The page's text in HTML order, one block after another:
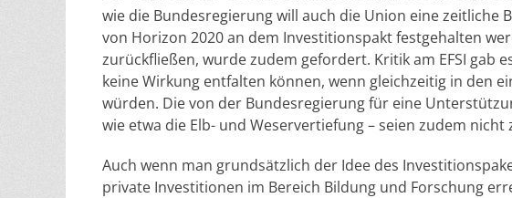
wie die Bundesregierung will auch die Union eine zeitliche
von Horizon 2020 an dem Investitionspakt festgehalten
zurückfließen, wurde zudem gefordert. Kritik am EFSI gab
keine Wirkung entfalten können, wenn gleichzeitig in den
würden. Die von der Bundesregierung für eine
wie etwa die Elb- und Weservertiefung – seien zudem
Auch wenn man grundsätzlich der Idee des
private Investitionen im Bereich Bildung und Forschung